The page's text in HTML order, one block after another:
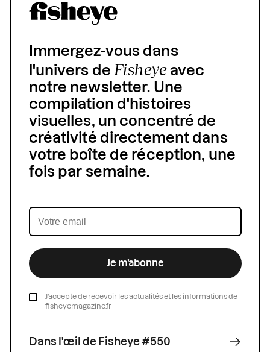
Immergez-vous dans
l'univers deFisheyeavec
notre newsletter. Une
compilation d'histoires
visuelles, un concentré de
créativité directement dans
votre boîte de réception, une
fois par semaine.
Je m’abonne
J’accepte de recevoir les actualités et les informations de
fisheyemagazine.fr
Dans l'œil de Fisheye #550